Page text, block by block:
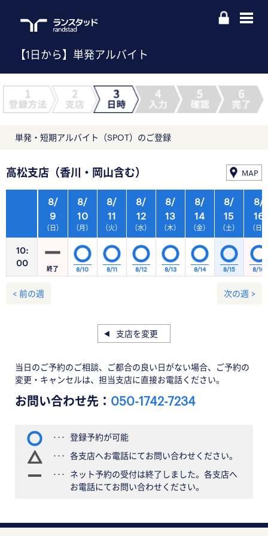
【1日から】単発アルバイト
単発・短期アルバイト（SPOT）のご登録
高松支店（香川・岡山含む） MAP
10:
00
8/
9
（日）
8/
10
（月）
8/
11
（火）
8/
12
（水）
8/
13
（木）
8/
14
（金）
8/
15
（土）
終了 8/10 8/11 8/12 8/13 8/14 8/15
8/
16
（日）
8/16
< 前の週 次の週 >
支店を変更
当日のご予約のご相談、ご都合の良い日がない場合、ご予約の
変更・キャンセルは、担当支店に直接お電話ください。
お問い合わせ先： 050-1742-7234
登録予約が可能
各支店へお電話にてお問い合わせください。
ネット予約の受付は終了しました。各支店へ
お電話にてお問い合わせください。